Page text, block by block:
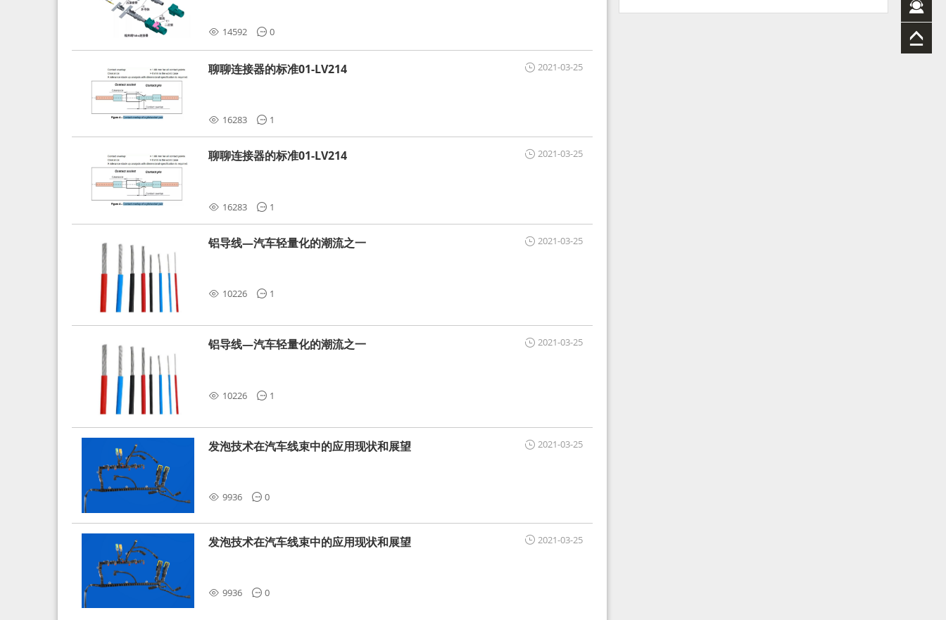
14592 0
2021-03-25
聊聊连接器的标准01-LV214
16283 1
2021-03-25
聊聊连接器的标准01-LV214
16283 1
2021-03-25
铝导线—汽车轻量化的潮流之一
10226 1
2021-03-25
铝导线—汽车轻量化的潮流之一
10226 1
2021-03-25
发泡技术在汽车线束中的应用现状和展望
9936 0
2021-03-25
发泡技术在汽车线束中的应用现状和展望
9936 0